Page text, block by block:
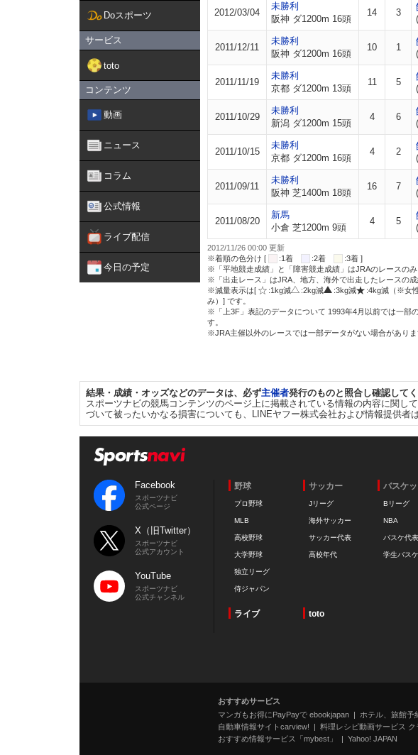
Doスポーツ
サービス
toto
コンテンツ
動画
ニュース
コラム
公式情報
ライブ配信
今日の予定
2012/03/04
未勝利
阪神 ダ1200m 16頭
14 3
2011/12/11
未勝利
阪神 ダ1200m 16頭
10 1
2011/11/19
未勝利
京都 ダ1200m 13頭
11 5
2011/10/29
未勝利
新潟 ダ1200m 15頭
4 6
2011/10/15
未勝利
京都 ダ1200m 16頭
4 2
2011/09/11
未勝利
阪神 芝1400m 18頭
16 7
2011/08/20
新馬
小倉 芝1200m 9頭
4 5
2012/11/26 00:00 更新
※着順の色分け [
:1着 :2着
:3着 ]
※「平地競走成績」と「障害競走成績」はJRAのレースのみ
※「出走レース」はJRA、地方、海外で出走したレースの成
※減量表示は[
:1kg減 :2kg減 :3kg減 :4kg減（※女
み）] です。
※「上3F」表記のデータについて 1993年4月以前では一部
す。
※JRA主催以外のレースでは一部データがない場合がありま
結果・成績・オッズなどのデータは、必ず主催者発行のものと照合し確認してく
スポーツナビの競馬コンテンツのページ上に掲載されている情報の内容に関
づいて被ったいかなる損害についても、LINEヤフー株式会社および情報提供者
Facebook
スポーツナビ
公式ページ
X（旧Twitter）
スポーツナビ
公式アカウント
YouTube
スポーツナビ
公式チャンネル
野球
プロ野球
MLB
高校野球
大学野球
独立リーグ
侍ジャパン
サッカー
Jリーグ
海外サッカー
サッカー代表
高校年代
バスケッ
Bリーグ
NBA
バスケ代表
学生バスケ
ライブ toto
おすすめサービス
マンガもお得にPayPayで ebookjapan
ホテル、旅館
自動車情報サイトcarview!
料理レシピ動画サービス ク
おすすめ情報サービス「mybest」
Yahoo! JAPAN